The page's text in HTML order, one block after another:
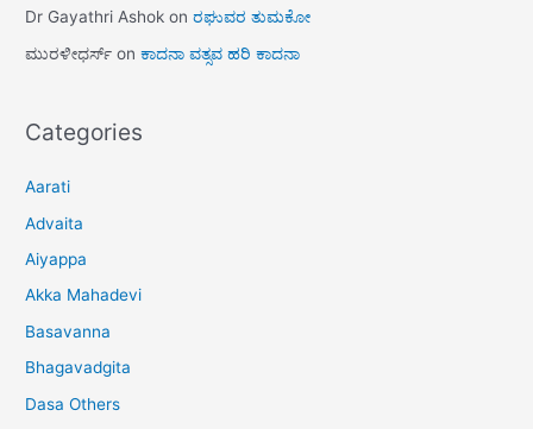
Dr Gayathri Ashok onರಘುವರ ತುಮಕೋ
ಮುರಳೀಧರ್ಸ್ onಕಾದನಾ ವತ್ಸವ ಹರಿ ಕಾದನಾ
Categories
Aarati
Advaita
Aiyappa
Akka Mahadevi
Basavanna
Bhagavadgita
Dasa Others